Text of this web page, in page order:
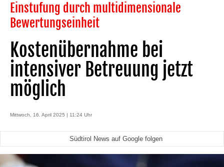
Einstufung durch multidimensionale
Bewertungseinheit
Kostenübernahme bei
intensiver Betreuung jetzt
möglich
Mittwoch, 16. April 2025 | 11:24 Uhr
Südtirol News auf Google folgen